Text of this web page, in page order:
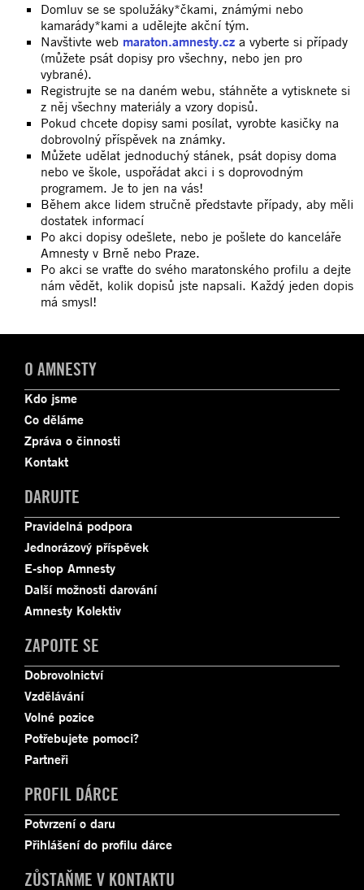
Domluv se se spolužáky*čkami, známými nebo
kamarády*kami a udělejte akční tým.
Navštivte web maraton.amnesty.cz a vyberte si případy
(můžete psát dopisy pro všechny, nebo jen pro
vybrané).
Registrujte se na daném webu, stáhněte a vytisknete si
z něj všechny materiály a vzory dopisů.
Pokud chcete dopisy sami posílat, vyrobte kasičky na
dobrovolný příspěvek na známky.
Můžete udělat jednoduchý stánek, psát dopisy doma
nebo ve škole, uspořádat akci i s doprovodným
programem. Je to jen na vás!
Během akce lidem stručně představte případy, aby měli
dostatek informací
Po akci dopisy odešlete, nebo je pošlete do kanceláře
Amnesty v Brně nebo Praze.
Po akci se vraťte do svého maratonského profilu a dejte
nám vědět, kolik dopisů jste napsali. Každý jeden dopis
má smysl!
O AMNESTY
Kdo jsme
Co děláme
Zpráva o činnosti
Kontakt
DARUJTE
Pravidelná podpora
Jednorázový příspěvek
E-shop Amnesty
Další možnosti darování
Amnesty Kolektiv
ZAPOJTE SE
Dobrovolnictví
Vzdělávání
Volné pozice
Potřebujete pomoci?
Partneři
PROFIL DÁRCE
Potvrzení o daru
Přihlášení do profilu dárce
ZŮSTAŇME V KONTAKTU